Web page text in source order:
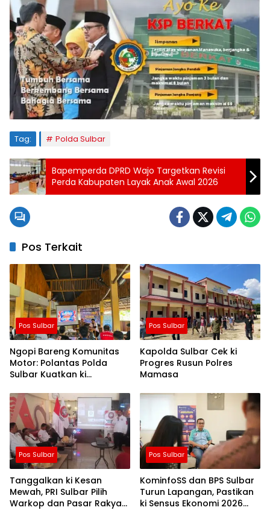
Tag: Polda Sulbar
Bapemperda DPRD Wajo Targetkan Revisi
Perda Kabupaten Layak Anak Awal 2026
Pos Terkait
Pos Sulbar
Ngopi Bareng Komunitas
Motor: Polantas Polda
Sulbar Kuatkan ki
Keselamatan
Pos Sulbar
Kapolda Sulbar Cek ki
Progres Rusun Polres
Mamasa
Pos Sulbar
Tanggalkan ki Kesan
Mewah, PRI Sulbar Pilih
Warkop dan Pasar Rakyat
Pos Sulbar
KominfoSS dan BPS Sulbar
Turun Lapangan, Pastikan
ki Sensus Ekonomi 2026